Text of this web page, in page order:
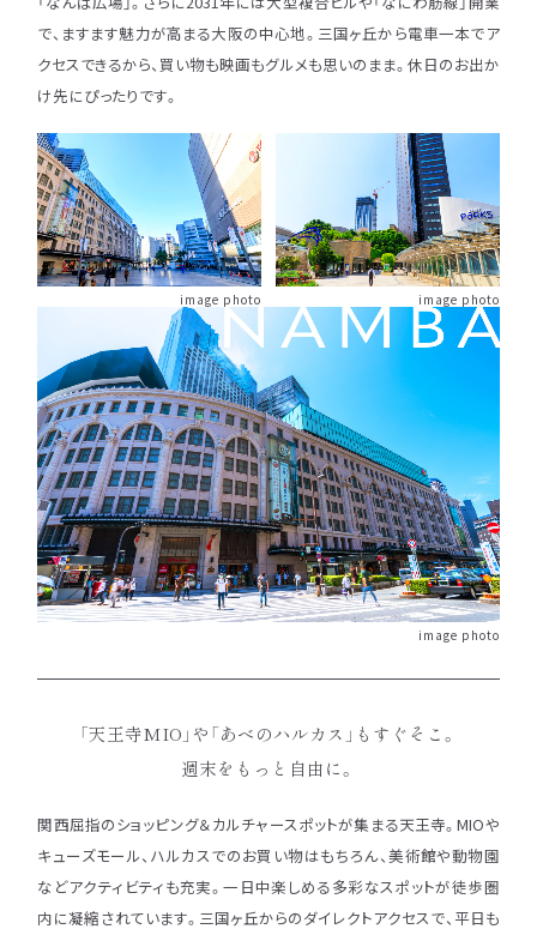
で、ますます魅力が高まる大阪の中心地。三国ヶ丘から電車一本でア
クセスできるから、買い物も映画もグルメも思いのまま。休日のお出か
け先にぴったりです。
image photo image photo
image photo
「天王寺MIO」や「あべのハルカス」もすぐそこ。
週末をもっと自由に。
関西屈指のショッピング＆カルチャースポットが集まる天王寺。MIOや
キューズモール、ハルカスでのお買い物はもちろん、美術館や動物園
などアクティビティも充実。一日中楽しめる多彩なスポットが徒歩圏
内に凝縮されています。三国ヶ丘からのダイレクトアクセスで、平日も